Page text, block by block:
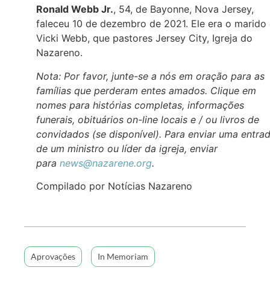
Ronald Webb Jr., 54, de Bayonne, Nova Jersey,
faleceu 10 de dezembro de 2021. Ele era o marido
Vicki Webb, que pastores Jersey City, Igreja do
Nazareno.
Nota: Por favor, junte-se a nós em oração para as
famílias que perderam entes amados. Clique em
nomes para histórias completas, informações
funerais, obituários on-line locais e / ou livros de
convidados (se disponível). Para enviar uma
de um ministro ou líder da igreja, enviar
para news@nazarene.org.
Compilado por Notícias Nazareno
Aprovações In Memoriam